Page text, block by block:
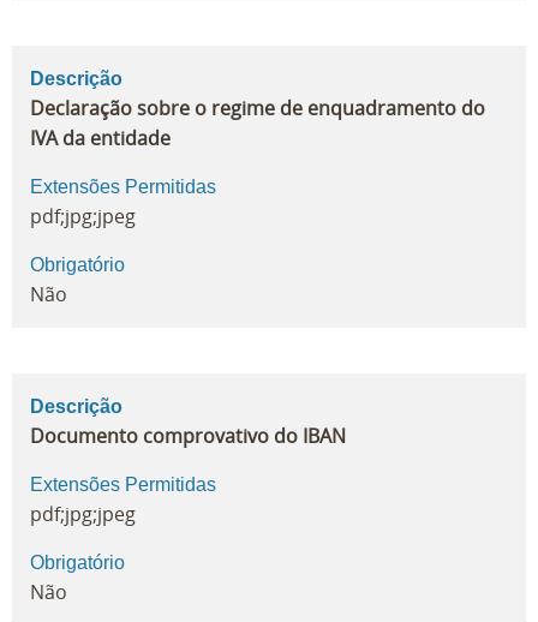
Descrição
Declaração sobre o regime de enquadramento do
IVA da entidade
Extensões Permitidas
pdf;jpg;jpeg
Obrigatório
Não
Descrição
Documento comprovativo do IBAN
Extensões Permitidas
pdf;jpg;jpeg
Obrigatório
Não